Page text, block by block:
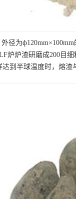
径为
炉炉渣研磨成200目细
到半球温度时，熔